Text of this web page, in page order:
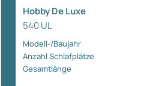
Hobby De Luxe
540 UL
Modell-/Baujahr
Anzahl Schlafplätze
Gesamtlänge